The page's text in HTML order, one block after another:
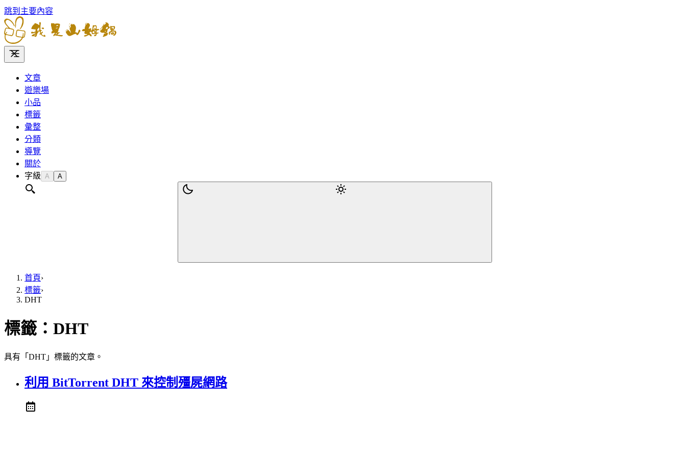
跳到主要內容
文章
遊樂場
小品
標籤
彙整
分類
導覽
關於
字級 A A
首頁›
標籤›
DHT
標籤： DHT
具有「DHT」標籤的文章。
利用 BitTorrent DHT 來控制殭屍網路